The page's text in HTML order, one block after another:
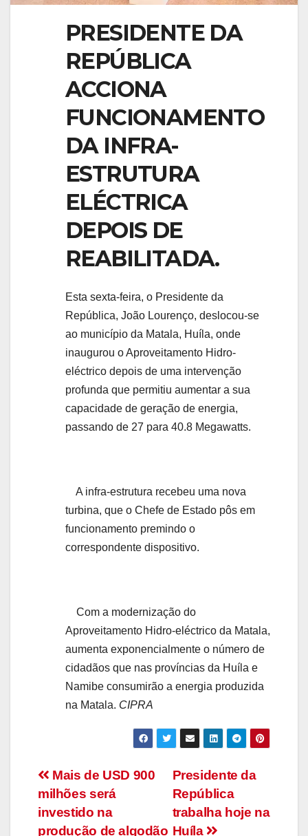
PRESIDENTE DA
REPÚBLICA
ACCIONA
FUNCIONAMENTO
DA INFRA-
ESTRUTURA
ELÉCTRICA
DEPOIS DE
REABILITADA.
Esta sexta-feira, o Presidente da
República, João Lourenço, deslocou-se
ao município da Matala, Huíla, onde
inaugurou o Aproveitamento Hidro-
eléctrico depois de uma intervenção
profunda que permitiu aumentar a sua
capacidade de geração de energia,
passando de 27 para 40.8 Megawatts.
A infra-estrutura recebeu uma nova
turbina, que o Chefe de Estado pôs em
funcionamento premindo o
correspondente dispositivo.
Com a modernização do
Aproveitamento Hidro-eléctrico da Matala,
aumenta exponencialmente o número de
cidadãos que nas províncias da Huíla e
Namibe consumirão a energia produzida
na Matala. CIPRA
Navegação
de
Presidente da
República
trabalha hoje na
Huíla
Mais de USD 900
milhões será
investido na
produção de algodão